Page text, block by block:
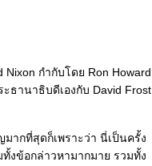
กำกับโดย Ron Howard
านาธิบดีเองกับ David Frost
ากที่สุดก็เพราะว่า นี่เป็นครั้ง
งข้อกล่าวหามากมาย รวมทั้ง